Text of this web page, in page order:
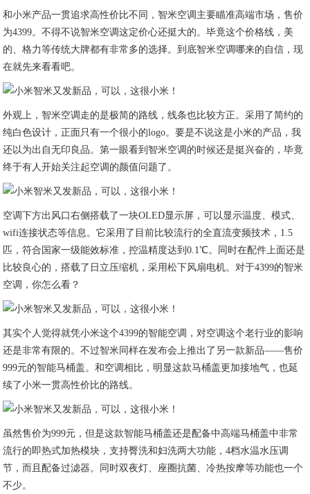
和小米产品一贯追求高性价比不同，智米空调主要瞄准高端市场，售价
为4399。不得不说智米空调这定价心还挺大的。毕竟这个价格线，美
的、格力等传统大牌都有非常多的选择。到底智米空调哪来的自信，现
在就先来看看吧。
外观上，智米空调走的是极简的路线，线条也比较方正。采用了简约的
纯白色设计，正面只有一个很小的logo。要是不说这是小米的产品，我
还以为出自无印良品。第一眼看到智米空调的时候还是挺兴奋的，毕竟
终于有人开始关注起空调的颜值问题了。
空调下方出风口右侧搭载了一块OLED显示屏，可以显示温度、模式、
wifi连接状态等信息。它采用了目前比较流行的全直流变频技术，1.5
匹，符合国家一级能效标准，控温精度达到0.1℃。同时在配件上面还是
比较良心的，搭载了日立压缩机，采用松下风扇电机。对于4399的智米
空调，你怎么看？
其实个人觉得就凭小米这个4399的智能空调，对空调这个老行业的影响
还是非常有限的。不过智米同样在发布会上推出了另一款新品——售价
999元的智能马桶盖。和空调相比，明显这款马桶盖更加接地气，也延
续了小米一贯高性价比的路线。
虽然售价为999元，但是这款智能马桶盖还是配备中高端马桶盖中非常
流行的即热式加热模块，支持臀洗和妇洗两大功能，4档水温水压调
节，而且配备过滤器。同时双夜灯、座圈抗菌、冷热按摩等功能也一个
不少。